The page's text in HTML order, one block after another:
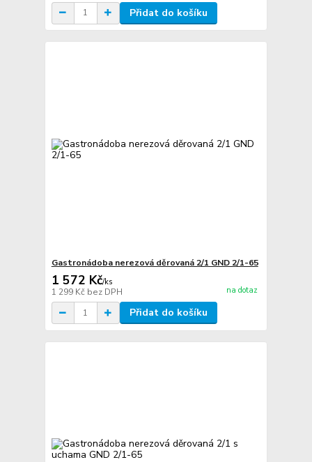
Přidat do košíku
Gastronádoba nerezová děrovaná 2/1 GND 2/1-65
1 572 Kč/ks
1 299 Kč bez DPH na dotaz
Přidat do košíku